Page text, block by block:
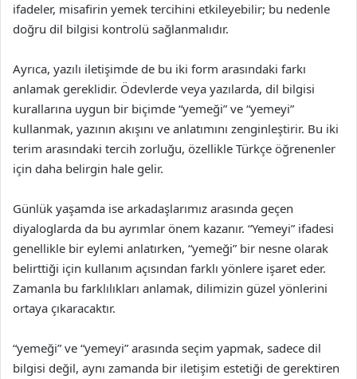
ifadeler, misafirin yemek tercihini etkileyebilir; bu nedenle
doğru dil bilgisi kontrolü sağlanmalıdır.
Ayrıca, yazılı iletişimde de bu iki form arasındaki farkı
anlamak gereklidir. Ödevlerde veya yazılarda, dil bilgisi
kurallarına uygun bir biçimde “yemeği” ve “yemeyi”
kullanmak, yazının akışını ve anlatımını zenginleştirir. Bu iki
terim arasındaki tercih zorluğu, özellikle Türkçe öğrenenler
için daha belirgin hale gelir.
Günlük yaşamda ise arkadaşlarımız arasında geçen
diyaloglarda da bu ayrımlar önem kazanır. “Yemeyi” ifadesi
genellikle bir eylemi anlatırken, “yemeği” bir nesne olarak
belirttiği için kullanım açısından farklı yönlere işaret eder.
Zamanla bu farklılıkları anlamak, dilimizin güzel yönlerini
ortaya çıkaracaktır.
“yemeği” ve “yemeyi” arasında seçim yapmak, sadece dil
bilgisi değil, aynı zamanda bir iletişim estetiği de gerektiren